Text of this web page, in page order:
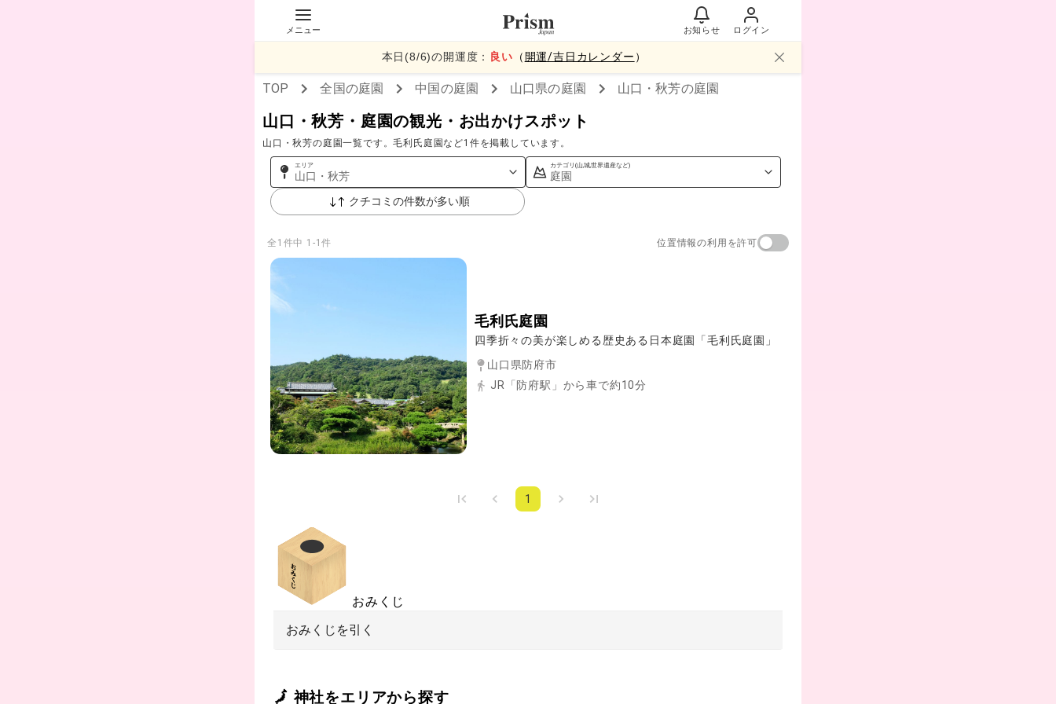
メニュー お知らせ ログイン
本日(8/6)の開運度： 良い （ 開運/吉日カレンダー ）
TOP 全国の庭園 中国の庭園 山口県の庭園 山口・秋芳の庭園
山口・秋芳・庭園の観光・お出かけスポット
山口・秋芳の庭園一覧です。毛利氏庭園など1件を掲載しています。
エリア
山口・秋芳
カテゴリ(山,城,世界遺産など)
庭園
クチコミの件数が多い順
全 1 件中 1-1件 位置情報の利用を許可
毛利氏庭園
四季折々の美が楽しめる歴史ある日本庭園「毛利氏庭園」
山口県防府市
JR「防府駅」から車で約10分
1
おみくじ
おみくじを引く
🗾 神社をエリアから探す